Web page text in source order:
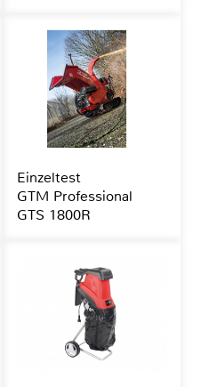
Einzeltest
GTM Professional
GTS 1800R